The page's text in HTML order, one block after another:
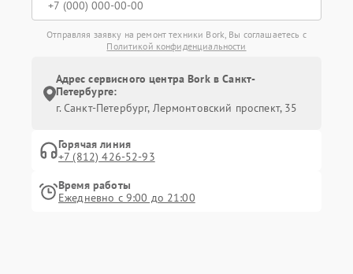
Отправляя заявку на ремонт техники Bork, Вы соглашаетесь с
Политикой конфиденциальности
Адрес сервисного центра Bork в Санкт-
Петербурге:
г. Санкт-Петербург, Лермонтовский проспект, 35
Горячая линия
+7 (812) 426-52-93
Время работы
Ежедневно с 9:00 до 21:00